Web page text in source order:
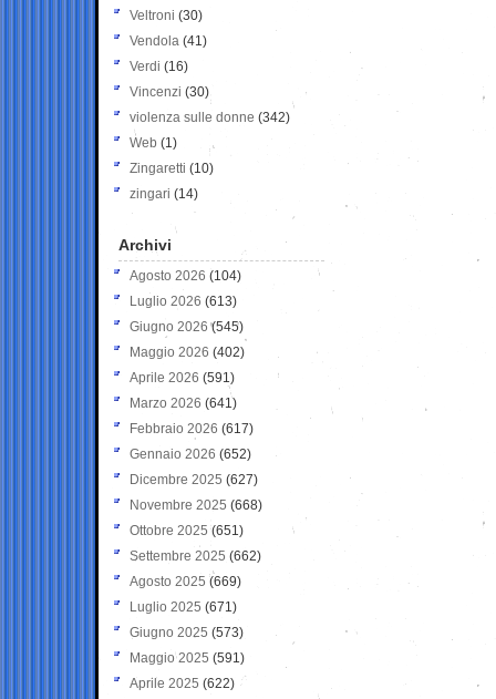
Veltroni (30)
Vendola (41)
Verdi (16)
Vincenzi (30)
violenza sulle donne (342)
Web (1)
Zingaretti (10)
zingari (14)
Archivi
Agosto 2026 (104)
Luglio 2026 (613)
Giugno 2026 (545)
Maggio 2026 (402)
Aprile 2026 (591)
Marzo 2026 (641)
Febbraio 2026 (617)
Gennaio 2026 (652)
Dicembre 2025 (627)
Novembre 2025 (668)
Ottobre 2025 (651)
Settembre 2025 (662)
Agosto 2025 (669)
Luglio 2025 (671)
Giugno 2025 (573)
Maggio 2025 (591)
Aprile 2025 (622)